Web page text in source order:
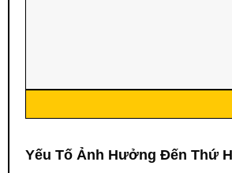
Yếu Tố Ảnh Hưởng Đến Thứ